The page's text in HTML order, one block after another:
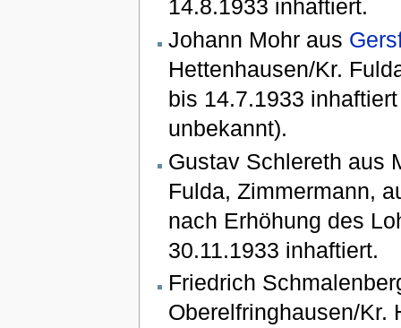
14.8.1933 inhaftiert.
Johann Mohr aus
Hettenhausen/Kr.
bis 14.7.1933
unbekannt).
Gustav Schlereth aus
Fulda, Zimmermann,
nach Erhöhung des
30.11.1933 inhaftiert.
Friedrich
Oberelfringhausen/Kr.